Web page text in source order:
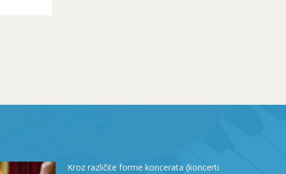
Kroz različite forme koncerata (koncerti